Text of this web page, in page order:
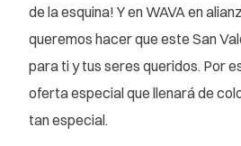
de la esquina! Y en WAVA en
queremos hacer que este San
para ti y tus seres queridos. Por
oferta especial que llenará de
tan especial.